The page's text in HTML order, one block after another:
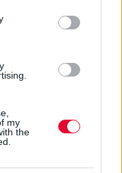
my
the
Arkona
μιας και οι
συνήθως από το
πως με
ένα
πινελιές της